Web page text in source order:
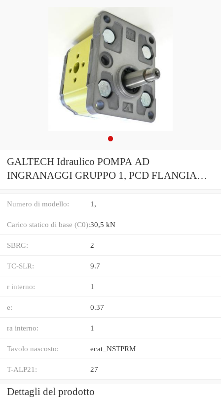
GALTECH Idraulico POMPA AD
INGRANAGGI GRUPPO 1, PCD FLANGIA
FLANGIA
Numero di modello: 1,
Carico statico di base (C0):30,5 kN
SBRG: 2
TC-SLR: 9.7
r interno: 1
e: 0.37
ra interno: 1
Tavolo nascosto: ecat_NSTPRM
T-ALP21: 27
Dettagli del prodotto